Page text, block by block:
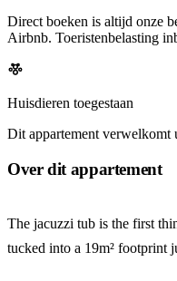
Direct boeken is altijd onze
Airbnb. Toeristenbelasting
Huisdieren toegestaan
Dit appartement verwelkomt
Over dit appartement
The jacuzzi tub is the first
tucked into a 19m² footprint